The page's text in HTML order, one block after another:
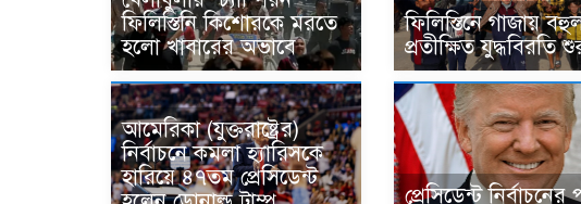
ফিলিস্তিনি কিশোরকে মরতে
হলো খাবারের অভাবে
ফিলিস্তিনে গাজায়
প্রতীক্ষিত যুদ্ধবিরতি
আমেরিকা (যুক্তরাষ্ট্রের)
নির্বাচনে কমলা হ্যারিসকে
হারিয়ে ৪৭তম প্রেসিডেন্ট
প্রেসিডেন্ট নির্বাচনের